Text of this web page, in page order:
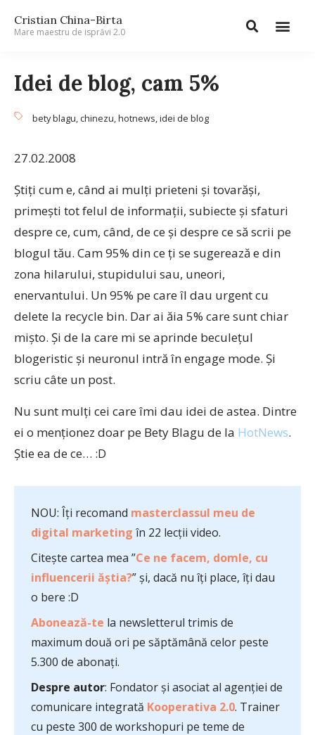
Cristian China-Birta
Mare maestru de isprăvi 2.0
Idei de blog, cam 5%
bety blagu, chinezu,hotnews,idei de blog
27.02.2008
Ştiţi cum e, când ai mulţi prieteni şi tovarăşi,
primeşti tot felul de informaţii, subiecte şi sfaturi
despre ce, cum, când, de ce şi despre ce să scrii pe
blogul tău. Cam 95% din ce ţi se sugerează e din
zona hilarului, stupidului sau, uneori,
enervantului. Un 95% pe care îl dau urgent cu
delete la recycle bin. Dar ai ăia 5% care sunt chiar
mişto. Şi de la care mi se aprinde beculeţul
blogeristic şi neuronul intră în engage mode. Şi
scriu câte un post.
Nu sunt mulţi cei care îmi dau idei de astea. Dintre
ei o menţionez doar pe Bety Blagu de la HotNews.
Ştie ea de ce… :D
NOU: Îți recomand masterclassul meu de
digital marketing în 22 lecții video.
Citește cartea mea ”Ce ne facem, domle, cu
influencerii ăștia?” și, dacă nu îți place, îți dau
o bere :D
Abonează-te la newsletterul trimis de
maximum două ori pe săptămână celor peste
5.300 de abonați.
Despre autor: Fondator și asociat al agenției de
comunicare integrată Kooperativa 2.0. Trainer
cu peste 300 de workshopuri pe teme de